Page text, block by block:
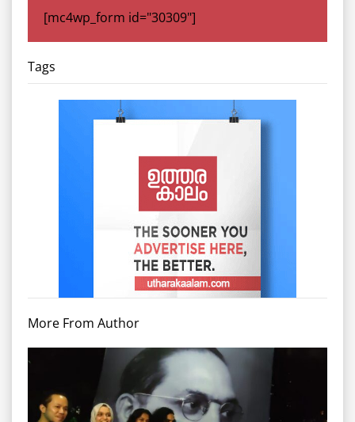
[mc4wp_form id="30309"]
Tags
More From Author